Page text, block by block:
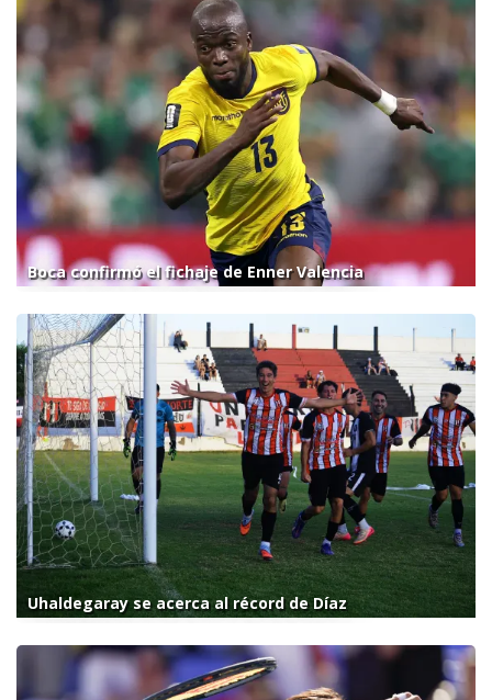
Boca confirmó el fichaje de Enner Valencia
Uhaldegaray se acerca al récord de Díaz